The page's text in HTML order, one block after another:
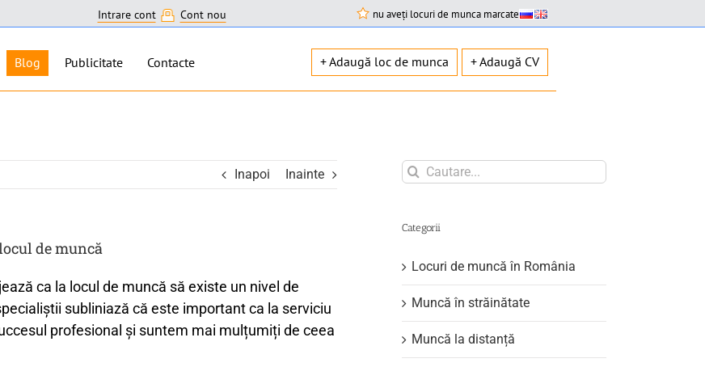
Intrare cont Cont nou nu aveți locuri de munca marcate
Blog Publicitate Contacte + Adaugă loc de munca + Adaugă CV
Inapoi Inainte
de muncă
ca la locul de muncă să existe un nivel de
subliniază că este important ca la serviciu
profesional și suntem mai mulțumiți de ceea
Search
for:
Categorii
Locuri de muncă în România
Muncă în străinătate
Muncă la distanță